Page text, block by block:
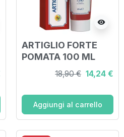
visibility
ARTIGLIO FORTE
POMATA 100 ML
18,90 € 14,24 €
Aggiungi al carrello